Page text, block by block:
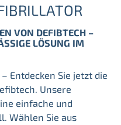
VON DEFIBTECH –
LÖSUNG IM
Entdecken Sie jetzt die
Unsere
einfache und
Wählen Sie aus